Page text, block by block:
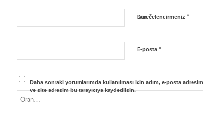
İsim*
E-posta*
Daha sonraki yorumlarımda kullanılması için adım, e-posta adresim
ve site adresim bu tarayıcıya kaydedilsin.
Derecelendirmeniz *